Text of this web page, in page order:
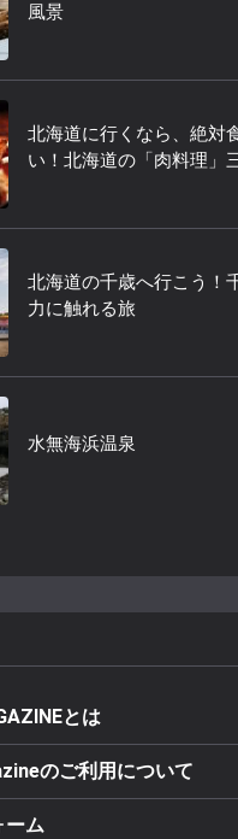
風景
北海道に行くなら、絶対
い！北海道の「肉料理」
北海道の千歳へ行こう！
力に触れる旅
水無海浜温泉
とは
のご利用について
ーム